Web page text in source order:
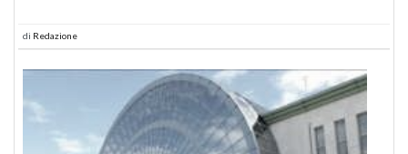
di Redazione